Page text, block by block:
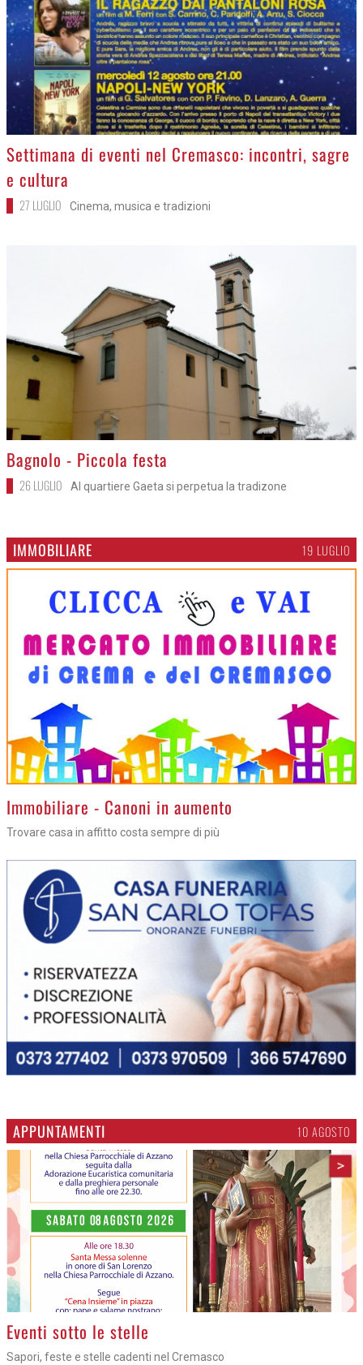
>
Settimana di eventi nel Cremasco: incontri, sagre
e cultura
27 LUGLIO Cinema, musica e tradizioni
>
Bagnolo - Piccola festa
26 LUGLIO Al quartiere Gaeta si perpetua la tradizone
IMMOBILIARE 19 LUGLIO
>Immobiliare - Canoni in aumento
Trovare casa in affitto costa sempre di più
APPUNTAMENTI 10 AGOSTO
>
Eventi sotto le stelle
Sapori, feste e stelle cadenti nel Cremasco